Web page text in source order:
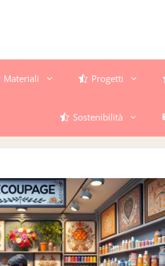
Materiali Progetti
Sostenibilità